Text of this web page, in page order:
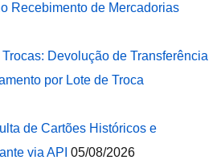
Recebimento de Mercadorias
Devolução de Transferência
por Lote de Troca
de Cartões Históricos e
via API 05/08/2026